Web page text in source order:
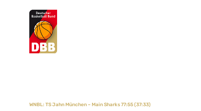
Suchvorschläge
WNBL: TS Jahn München – Main Sharks 77:55 (37:33)